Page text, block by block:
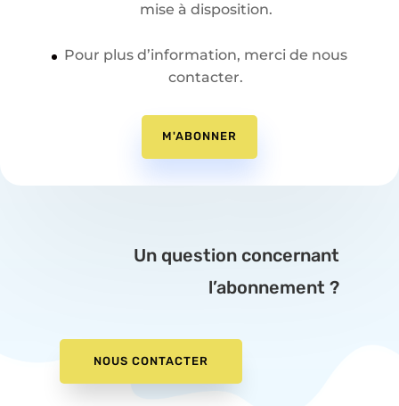
mise à disposition.
Pour plus d’information, merci de nous
contacter.
M'ABONNER
Un question concernant
l’abonnement ?
NOUS CONTACTER